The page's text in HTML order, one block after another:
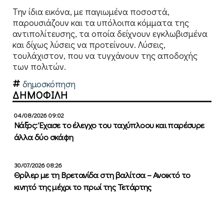
Την ίδια εικόνα, με παγιωμένα ποσοστά,
παρουσιάζουν και τα υπόλοιπα κόμματα της
αντιπολίτευσης, τα οποία δείχνουν εγκλωβισμένα
και δίχως λύσεις να προτείνουν. Λύσεις,
τουλάχιστον, που να τυγχάνουν της αποδοχής
των πολιτών.
δημοσκόπηση
ΔΗΜΟΦΙΛΗ
04/08/2026 09:02
Νάξος: Έχασε το έλεγχο του ταχύπλοου και παρέσυρε
άλλα δύο σκάφη
30/07/2026 08:26
Θρίλερ με τη Βρετανίδα στη βαλίτσα – Ανοικτό το
κινητό της μέχρι το πρωί της Τετάρτης